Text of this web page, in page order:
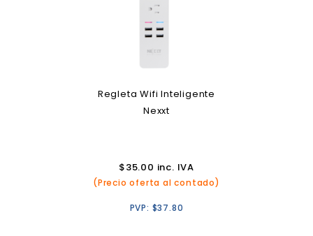
Regleta Wifi Inteligente
Nexxt
$35.00 inc. IVA
(Precio oferta al contado)
PVP: $37.80